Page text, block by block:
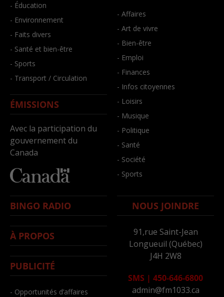
- Éducation
- Environnement
- Faits divers
- Santé et bien-être
- Sports
- Transport / Circulation
ÉMISSIONS
Avec la participation du
gouvernement du
Canada
- Affaires
- Art de vivre
- Bien-être
- Emploi
- Finances
- Infos citoyennes
- Loisirs
- Musique
- Politique
- Santé
- Société
- Sports
BINGO RADIO
À PROPOS
PUBLICITÉ
- Opportunités d’affaires
NOUS JOINDRE
91,rue Saint-Jean
Longueuil (Québec)
J4H 2W8
SMS | 450-646-6800
admin@fm1033.ca